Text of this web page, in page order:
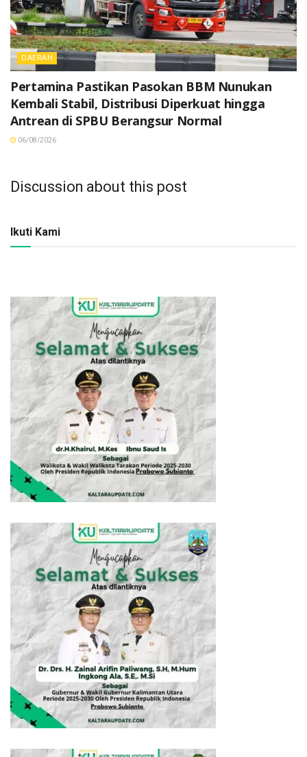
DAERAH
Pertamina Pastikan Pasokan BBM Nunukan
Kembali Stabil, Distribusi Diperkuat hingga
Antrean di SPBU Berangsur Normal
06/08/2026
Discussion about this post
Ikuti Kami